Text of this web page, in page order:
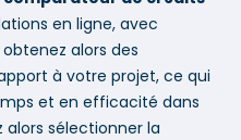
en ligne, avec
alors des
à votre projet, ce qui
et en efficacité dans
sélectionner la